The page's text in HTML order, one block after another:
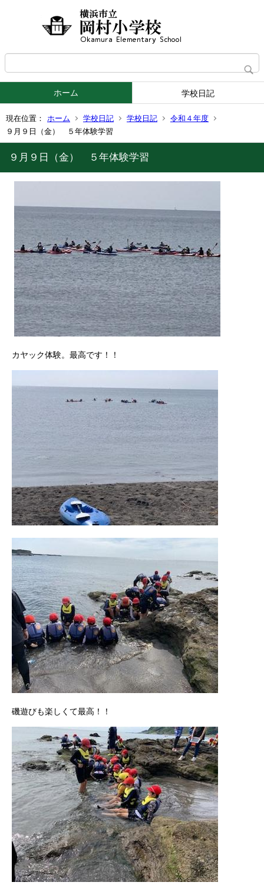
ホーム 学校日記
現在位置： ホーム 学校日記 学校日記
令和４年度
９月９日（金） ５年体験学習
９月９日（金） ５年体験学習
カヤック体験。最高です！！
磯遊びも楽しくて最高！！